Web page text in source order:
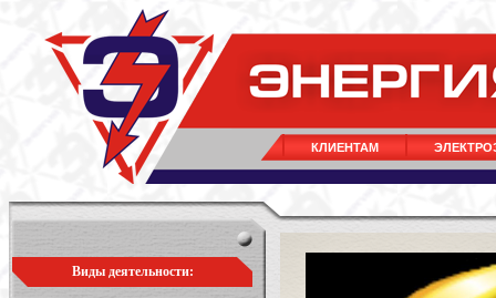
КЛИЕНТАМ
Виды деятельности: